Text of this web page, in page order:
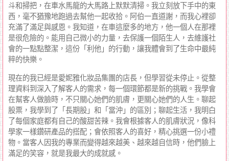
斗和掃把，在車水馬龍的大馬路上默默清掃。我立刻放下手中的東
西，毫不猶豫地跑過去幫他一起收拾。阿伯一直道謝，而我心裡卻
充滿了滿足與感恩。我知道，在車這麼多的地方，他一個人在那裡
是很危險的。能用自己微小的力量，去保護一個陌生人，去維護社
會的一點點整潔，這份「利他」的行動，讓我體會到了生命中最純
粹的快樂。
現在的我已經是愛妮雅化妝品集團的店長，但學習從未停止。從整
理資料到深入了解客人的需求，每一個環節都是新的挑戰。我學會
在幫客人做臉時，不只關心她們的肌膚，更關心她們的人生。聊起
股票，我學到了「長期股」和「當沖」的區別；聊起生活，我明白
了每個家庭都有自己的酸甜苦辣。我會根據客人的肌膚狀況，像科
學家一樣鑽研產品的搭配；會依照客人的喜好，精心挑選一份小禮
物。當客人因我的專業而變得越來越美、越來越自信時，他們臉上
滿足的笑容，就是我最大的成就感。